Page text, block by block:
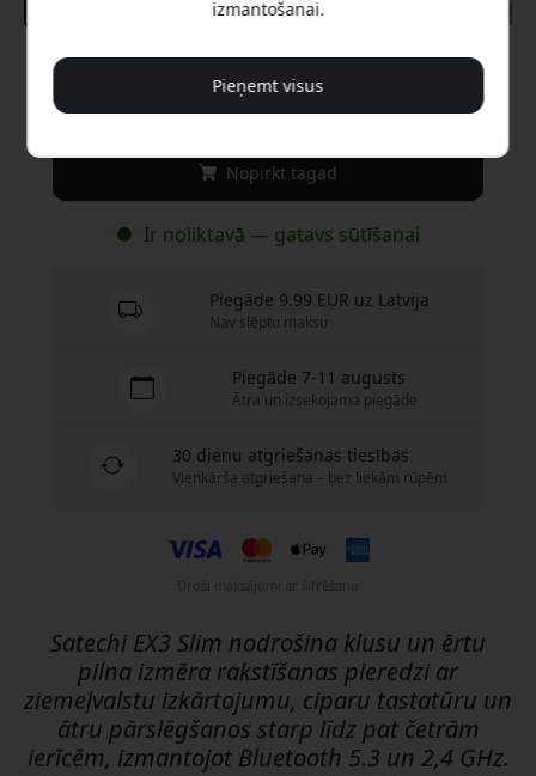
74.99 EUR
Nopirkt tagad
Ir noliktavā — gatavs sūtīšanai
Piegāde 9.99 EUR uz Latvija
Nav slēptu maksu
Piegāde 7-11 augusts
Ātra un izsekojama piegāde
30 dienu atgriešanas tiesības
Vienkārša atgriešana – bez liekām rūpēm
Satechi EX3 Slim nodrošina klusu un ērtu
pilna izmēra rakstīšanas pieredzi ar
ziemeļvalstu izkārtojumu, ciparu tastatūru un
ātru pārslēgšanos starp līdz pat četrām
ierīcēm, izmantojot Bluetooth 5.3 un 2,4 GHz.
izmantošanai.
Pieņemt visus